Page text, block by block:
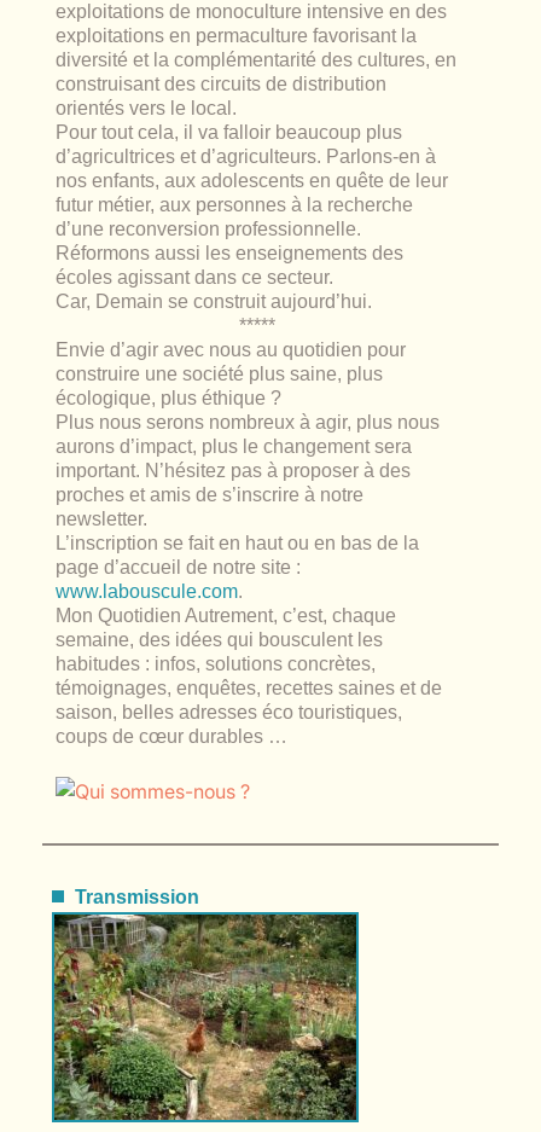
exploitations de monoculture intensive en des
exploitations en permaculture favorisant la
diversité et la complémentarité des cultures, en
construisant des circuits de distribution
orientés vers le local.
Pour tout cela, il va falloir beaucoup plus
d’agricultrices et d’agriculteurs. Parlons-en à
nos enfants, aux adolescents en quête de leur
futur métier, aux personnes à la recherche
d’une reconversion professionnelle.
Réformons aussi les enseignements des
écoles agissant dans ce secteur.
Car, Demain se construit aujourd’hui.
*****
Envie d’agir avec nous au quotidien pour
construire une société plus saine, plus
écologique, plus éthique ?
Plus nous serons nombreux à agir, plus nous
aurons d’impact, plus le changement sera
important. N’hésitez pas à proposer à des
proches et amis de s’inscrire à notre
newsletter.
L’inscription se fait en haut ou en bas de la
page d’accueil de notre site :
www.labouscule.com.
Mon Quotidien Autrement, c’est, chaque
semaine, des idées qui bousculent les
habitudes : infos, solutions concrètes,
témoignages, enquêtes, recettes saines et de
saison, belles adresses éco touristiques,
coups de cœur durables …
Transmission